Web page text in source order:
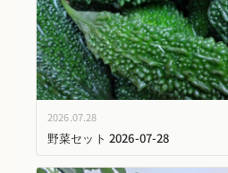
2026.07.28
野菜セット 2026-07-28